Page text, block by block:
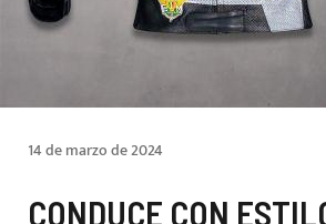
14 de marzo de 2024
CONDUCE CON